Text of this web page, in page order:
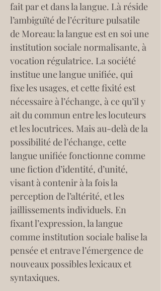
fait par et dans la langue. Là réside
l’ambiguïté de l’écriture pulsatile
de Moreau: la langue est en soi une
institution sociale normalisante, à
vocation régulatrice. La société
institue une langue unifiée, qui
fixe les usages, et cette fixité est
nécessaire à l’échange, à ce qu’il y
ait du commun entre les locuteurs
et les locutrices. Mais au-delà de la
possibilité de l’échange, cette
langue unifiée fonctionne comme
une fiction d’identité, d’unité,
visant à contenir à la fois la
perception de l’altérité, et les
jaillissements individuels. En
fixant l’expression, la langue
comme institution sociale balise la
pensée et entrave l’émergence de
nouveaux possibles lexicaux et
syntaxiques.